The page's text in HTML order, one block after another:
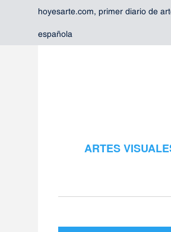
hoyesarte.com, primer diario de
española
ARTES